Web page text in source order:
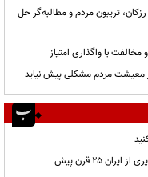
تریبون مردم و مطالبه‌گر حل
با واگذاری امتیاز
در معیشت مردم مشکلی پیش نیاید